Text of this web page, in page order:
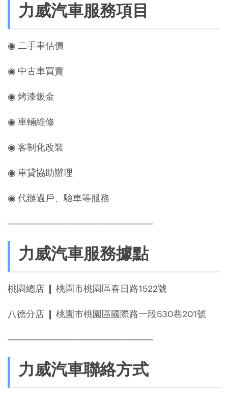
力威汽車服務項目
◉ 二手車估價
◉ 中古車買賣
◉ 烤漆鈑金
◉ 車輛維修
◉ 客制化改裝
◉ 車貸協助辦理
◉ 代辦過戶、驗車等服務
──────────────────────
力威汽車服務據點
桃園總店 ❙ 桃園市桃園區春日路1522號
八德分店 ❙ 桃園市桃園區國際路一段530巷201號
──────────────────────
力威汽車聯絡方式